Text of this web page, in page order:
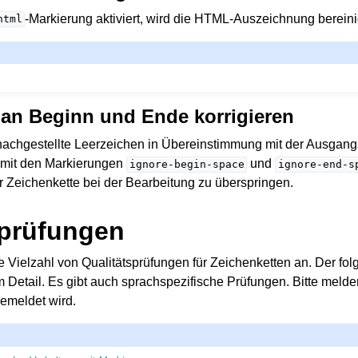
-Markierung aktiviert, wird die HTML-Auszeichnung
Beginn und Ende korrigieren
Leerzeichen in Übereinstimmung mit der
den Markierungen
ignore-begin-space und ignore-end-
Zeichenkette bei der Bearbeitung zu überspringen.
Vielzahl von Qualitätsprüfungen für Zeichenketten an. Der
Detail. Es gibt auch sprachspezifische Prüfungen. Bitte
wird.